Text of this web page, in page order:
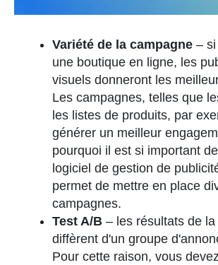
Variété de la campagne –
une boutique en ligne, les
visuels donneront les
Les campagnes, telles que
les listes de produits, par
générer un meilleur
pourquoi il est si important
logiciel de gestion de
permet de mettre en place
campagnes.
Test A/B – les résultats de
diffèrent d'un groupe
Pour cette raison, vous